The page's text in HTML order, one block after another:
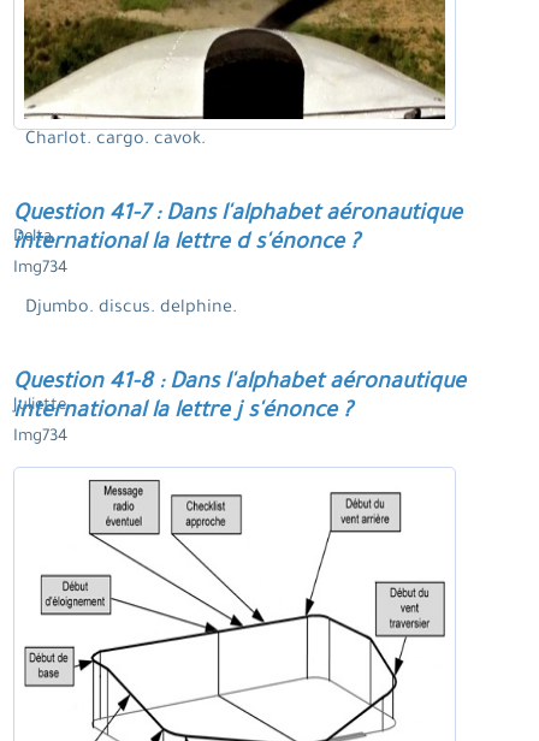
Charlot. cargo. cavok.
Question 41-7 : Dans l'alphabet aéronautique
international la lettre d s'énonce ?
Delta.
Img734
Djumbo. discus. delphine.
Question 41-8 : Dans l'alphabet aéronautique
international la lettre j s'énonce ?
Juliette.
Img734